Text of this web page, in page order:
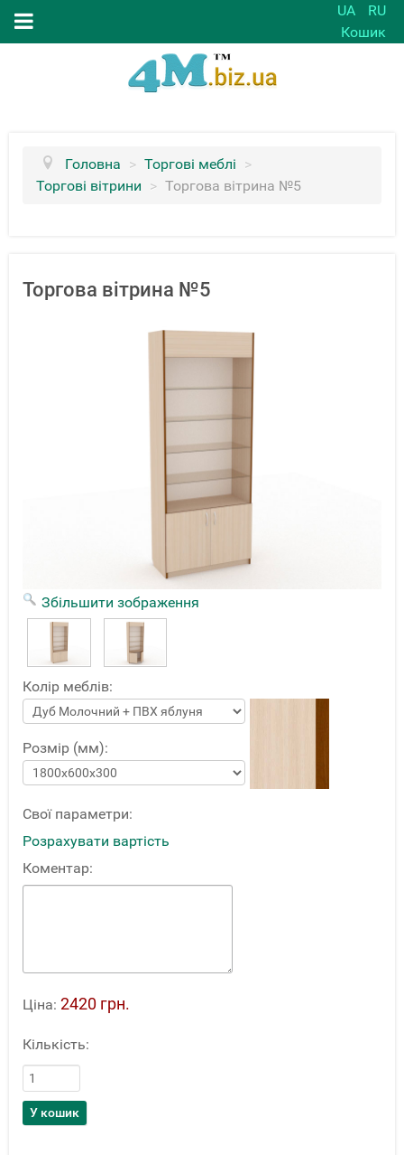
UA
RU
Кошик
Головна > Торгові меблі >
Торгові вітрини > Торгова вітрина №5
Торгова вітрина №5
Збільшити зображення
Колір меблів:
Розмір (мм):
Свої параметри:
Розрахувати вартість
Коментар:
Ціна: 2420 грн.
Кількість: